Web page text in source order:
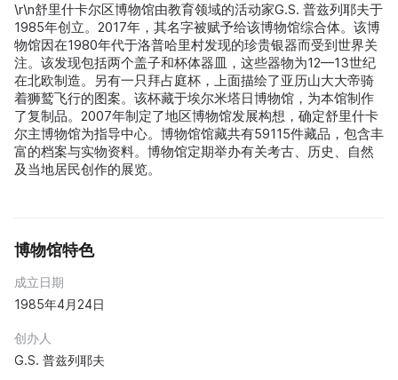
\r\n舒里什卡尔区博物馆由教育领域的活动家G.S. 普兹列耶夫于
1985年创立。2017年，其名字被赋予给该博物馆综合体。该博
物馆因在1980年代于洛普哈里村发现的珍贵银器而受到世界关
注。该发现包括两个盖子和杯体器皿，这些器物为12—13世纪
在北欧制造。另有一只拜占庭杯，上面描绘了亚历山大大帝骑
着狮鹫飞行的图案。该杯藏于埃尔米塔日博物馆，为本馆制作
了复制品。2007年制定了地区博物馆发展构想，确定舒里什卡
尔主博物馆为指导中心。博物馆馆藏共有59115件藏品，包含丰
富的档案与实物资料。博物馆定期举办有关考古、历史、自然
及当地居民创作的展览。
博物馆特色
成立日期
1985年4月24日
创办人
G.S. 普兹列耶夫